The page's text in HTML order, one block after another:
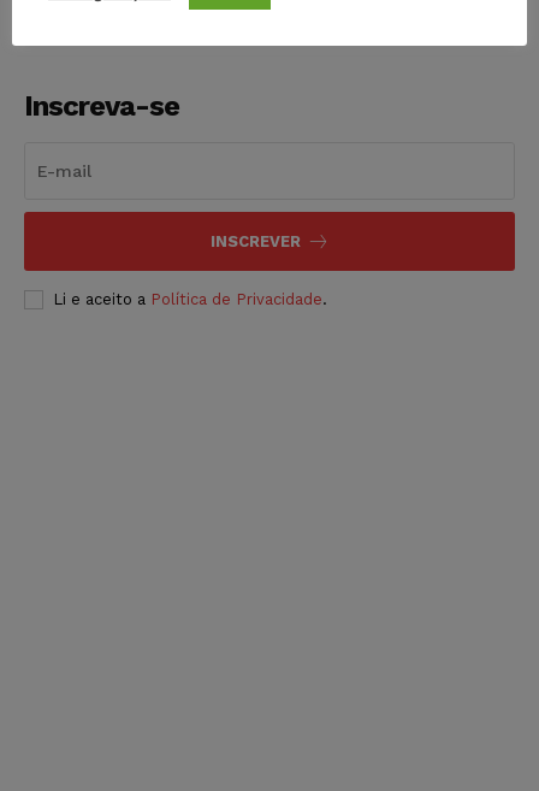
Inscreva-se
INSCREVER
Li e aceito a Política de Privacidade.